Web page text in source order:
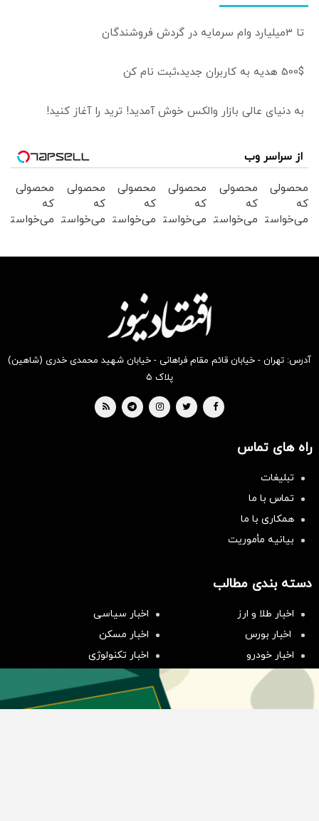
هم‌وزن
سرمایه گذاری
تا 3میلیارد وام سرمایه در گردش فروشندگان
500$ هدیه به کاربران جدید،ثبت نام کن
به دنیای عالی بازار والکس خوش آمدید! ترید را آغاز کنید!
از سراسر وب
محصولی
که
می‌خواستی
محصولی
که
می‌خواستی
محصولی
که
می‌خواستی
بخر !
محصولی
که
می‌خواستی
بخر !
محصولی
که
می‌خواستی
محصولی
که
می‌خواستی
آدرس: تهران - خیابان قائم مقام فراهانی - خیابان شهید محمدی خدری (شاهین)
پلاک ۵
راه های تماس
تبلیغات
تماس با ما
همکاری با ما
بیانیه مأموریت
دسته بندی مطالب
اخبار طلا و ارز
اخبار سیاسی
اخبار بورس
اخبار مسکن
اخبار خودرو
اخبار تکنولوژی
اخبار تولید و تجارت
اخبار اجتماعی
اخبار ارز دیجیتال
اخبار سایر رسانه‌‌ها